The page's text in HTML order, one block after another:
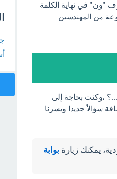
"ون" في نهاية الكلمة
من المهندسين.
،وكنت بحاجة إلى
سؤالاً جديدا ويسرنا
يمكنك زيارة بوابة